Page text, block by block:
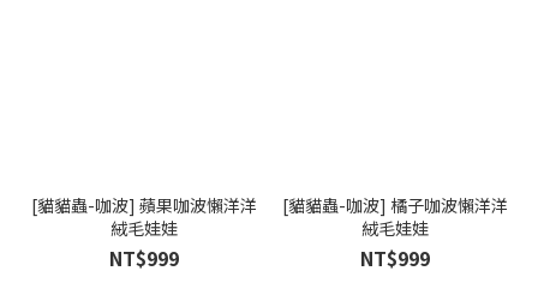
[貓貓蟲-咖波] 蘋果咖波懶洋洋
絨毛娃娃
NT$999
[貓貓蟲-咖波] 橘子咖波懶洋洋
絨毛娃娃
NT$999